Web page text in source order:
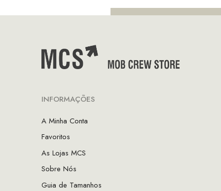
INFORMAÇÕES
A Minha Conta
Favoritos
As Lojas MCS
Sobre Nós
Guia de Tamanhos